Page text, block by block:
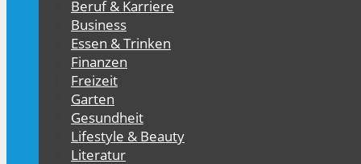
Beruf & Karriere
Business
Essen & Trinken
Finanzen
Freizeit
Garten
Gesundheit
Lifestyle & Beauty
Literatur